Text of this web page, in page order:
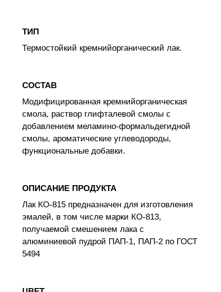
ТИП
Термостойкий кремнийорганический лак.
СОСТАВ
Модифицированная кремнийорганическая
смола, раствор глифталевой смолы с
добавлением меламино-формальдегидной
смолы, ароматические углеводороды,
функциональные добавки.
ОПИСАНИЕ ПРОДУКТА
Лак КО-815 предназначен для изготовления
эмалей, в том числе марки КО-813,
получаемой смешением лака с
алюминиевой пудрой ПАП-1, ПАП-2 по ГОСТ
5494